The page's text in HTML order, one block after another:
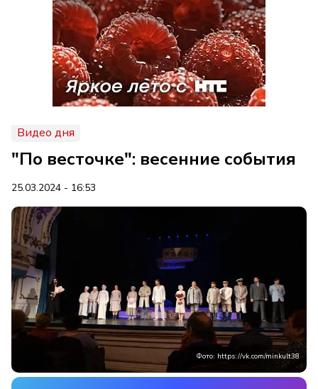
Видео дня
"По весточке": весенние события
25.03.2024 - 16:53
Фото: https://vk.com/minkult38